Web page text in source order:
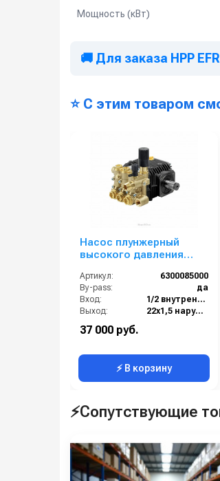
Мощность (кВт)
🚚 Для заказа HPP
⭐ С этим товаром
Насос плунжерный
высокого давления
(14/200) 1450 об/мин вал
24 мм
Артикул:
6300085000
By-pass:
да
Вход:
1/2 внутренняя резьба
Выход:
22х1,5 наружняя резьба
Производительность (л/мин):
37 000 руб.
⚡ В корзину
⚡Сопутствующие